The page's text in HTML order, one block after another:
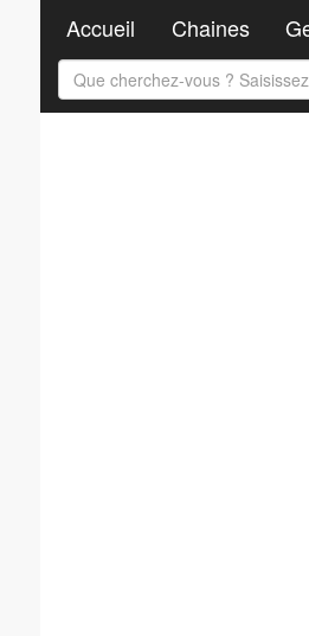
Accueil Chaines